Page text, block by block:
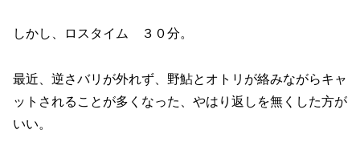
しかし、ロスタイム ３０分。
最近、逆さバリが外れず、野鮎とオトリが絡みながらキャ
ットされることが多くなった、やはり返しを無くした方が
いい。